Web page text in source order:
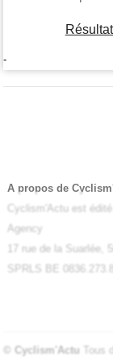
-
A propos de
Cyclism'Actu est édité
Agency
17 rue de la Suarlée,
SPRLS BE
© Cyclism'Actu Tous